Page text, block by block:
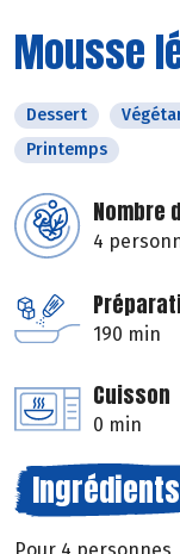
Mousse
Dessert
Printemps
Nombre
4
190 min
Cuisson
0 min
Ingrédients